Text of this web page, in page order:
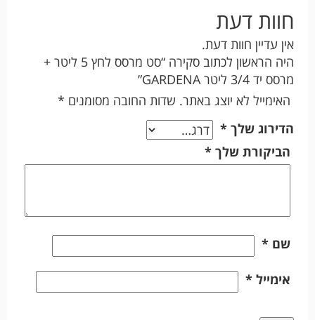
חוות דעת
אין עדיין חוות דעת.
היה הראשון לכתוב סקירה “סט מרסס לחץ 5 ליטר +
מרסס יד 3/4 ליטר GARDENA”
האימייל לא יוצג באתר. שדות החובה מסומנים *
הדירוג שלך *
הביקורת שלך *
שם *
אימייל *